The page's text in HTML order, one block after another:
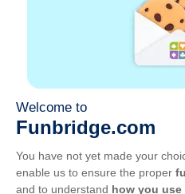
OWU
Prywatność